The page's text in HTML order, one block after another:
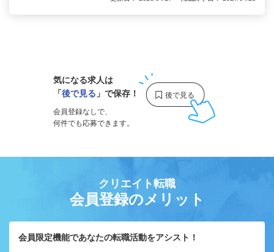
気になる求人は
「後で見る 」で保存！
会員登録なしで、
何件でも応募できます。
クリエイト転職
会員登録のメリット
会員限定機能であなたの転職活動をアシスト！